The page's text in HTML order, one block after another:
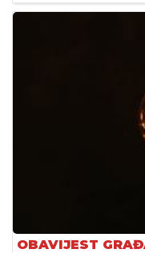
OBAVIJEST